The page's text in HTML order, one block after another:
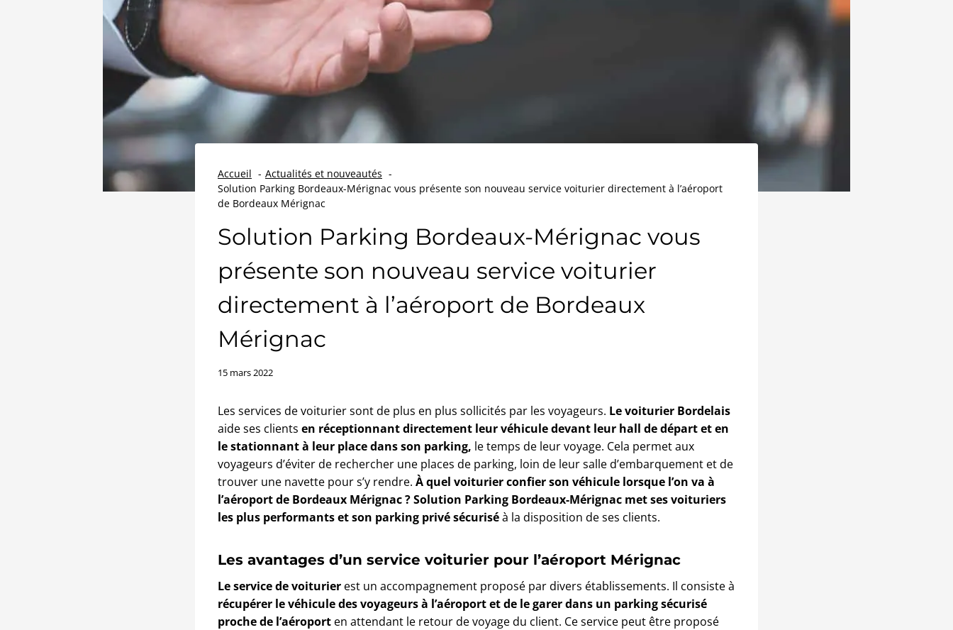
Accueil
Actualités et nouveautés
Solution Parking Bordeaux-Mérignac vous présente son nouveau service voiturier directement à l’aéroport
de Bordeaux Mérignac
Solution Parking Bordeaux-Mérignac vous
présente son nouveau service voiturier
directement à l’aéroport de Bordeaux
Mérignac
15 mars 2022
Les services de voiturier sont de plus en plus sollicités par les voyageurs. Le voiturier Bordelais
aide ses clients en réceptionnant directement leur véhicule devant leur hall de départ et en
le stationnant à leur place dans son parking, le temps de leur voyage. Cela permet aux
voyageurs d’éviter de rechercher une places de parking, loin de leur salle d’embarquement et de
trouver une navette pour s’y rendre. À quel voiturier confier son véhicule lorsque l’on va à
l’aéroport de Bordeaux Mérignac ?Solution Parking Bordeaux-Mérignac met ses voituriers
les plus performantset son parking privé sécuriséà la disposition de ses clients.
Les avantages d’un service voiturier pour l’aéroport Mérignac
Le service de voiturier est un accompagnement proposé par divers établissements. Il consiste à
récupérer le véhicule des voyageurs à l’aéroport et de le garer dans un parking sécurisé
proche de l’aéroport en attendant le retour de voyage du client. Ce service peut être proposé